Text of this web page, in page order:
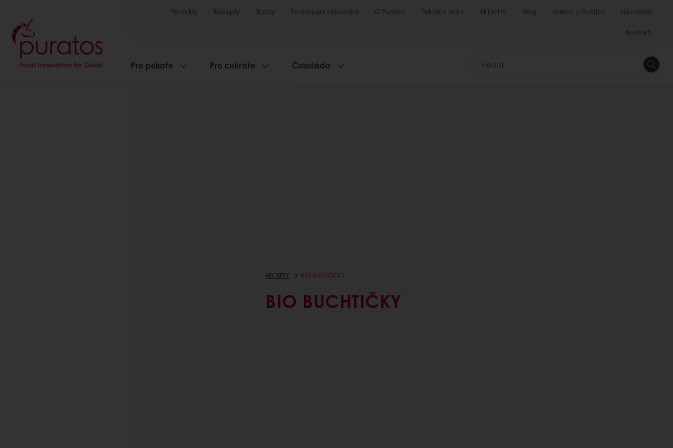
Produkty Recepty Služby Pochopení zákazníka O Puratos Pekařův mlýn Aktuality Blog Kariéra v Puratos Newsletter
Kontakty
Pro pekaře Pro cukráře Čokoláda Hledat
RECEPTY BIO BUCHTIČKY
BIO BUCHTIČKY